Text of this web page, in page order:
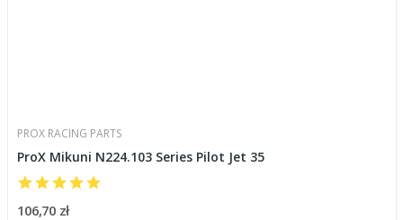
PROX RACING PARTS
ProX Mikuni N224.103 Series Pilot Jet 35
106,70 zł